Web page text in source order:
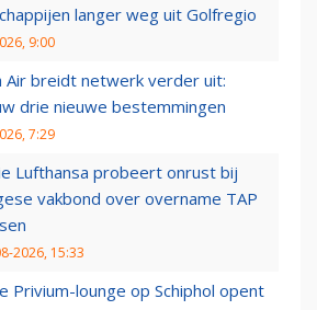
langer weg uit Golfregio
9:00
Air breidt netwerk verder uit:
drie nieuwe bestemmingen
7:29
Lufthansa probeert onrust bij
vakbond over overname TAP
2026, 15:33
Privium-lounge op Schiphol opent